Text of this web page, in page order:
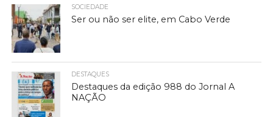
SOCIEDADE
Ser ou não ser elite, em Cabo Verde
DESTAQUES
Destaques da edição 988 do Jornal A
NAÇÃO